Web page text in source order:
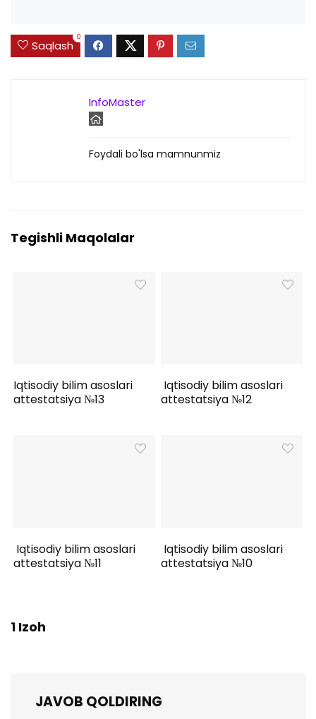
Saqlash
0
InfoMaster
Foydali bo'lsa mamnunmiz
Tegishli Maqolalar
Iqtisodiy bilim asoslari
attestatsiya №13
Iqtisodiy bilim asoslari
attestatsiya №12
Iqtisodiy bilim asoslari
attestatsiya №11
Iqtisodiy bilim asoslari
attestatsiya №10
1 Izoh
JAVOB QOLDIRING